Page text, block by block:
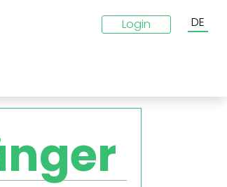
Login DE